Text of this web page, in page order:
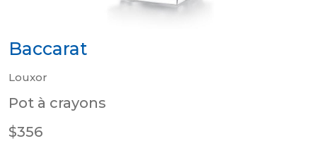
Baccarat
Louxor
Pot à crayons
$356